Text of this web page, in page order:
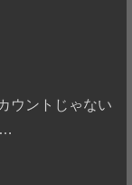
ウントじゃない
…